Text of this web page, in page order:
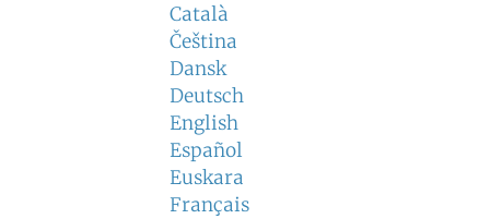
Català
Čeština
Dansk
Deutsch
English
Español
Euskara
Français